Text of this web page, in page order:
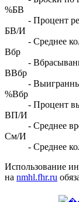
%БВ
- Процент
БВ/И
- Среднее
Вбр
-
ВВбр
-
%Вбр
- Процент
ВП/И
- Среднее
См/И
- Среднее
Использование
на nmhl.fhr.ru